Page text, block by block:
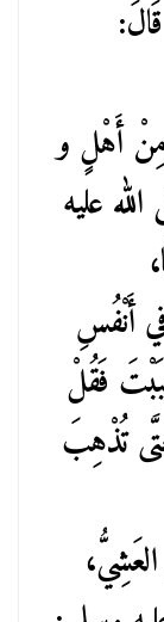
مِنْ أَهْلٍ و
عليه
أَنْفُسِ
فَقُلْ
تُذْهِبَ